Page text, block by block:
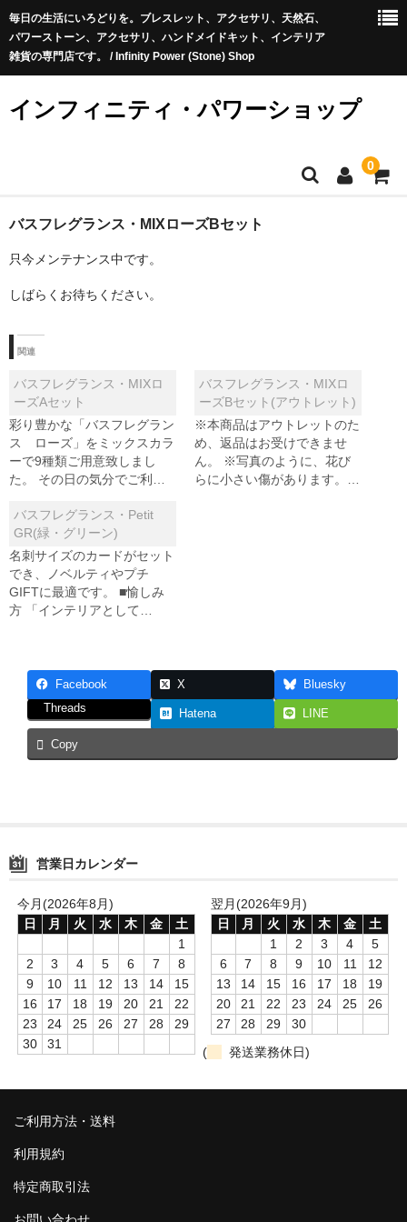
毎日の生活にいろどりを。ブレスレット、アクセサリ、天然石、
パワーストーン、アクセサリ、ハンドメイドキット、インテリア
雑貨の専門店です。 / Infinity Power (Stone) Shop
インフィニティ・パワーショップ
0
ホーム
商品
新商品
お勧め商品
未分類
アクセサリー小物
ブレスレット類
ペンダント類
キーホルダー・根付け
インセンス・お香
入浴剤
インテリア雑貨
置物
ブレス石
ブレス石粒売り
天然石・さざれ石
天然石・原石
お問い合わせ
バスフレグランス・MIXローズBセット
只今メンテナンス中です。
しばらくお待ちください。
関連
バスフレグランス・MIXロ
ーズAセット
彩り豊かな「バスフレグラン
ス ローズ」をミックスカラ
ーで9種類ご用意致しまし
た。 その日の気分でご利…
バスフレグランス・MIXロ
ーズBセット(アウトレット)
※本商品はアウトレットのた
め、返品はお受けできませ
ん。 ※写真のように、花び
らに小さい傷があります。…
バスフレグランス・Petit
GR(緑・グリーン)
名刺サイズのカードがセット
でき、ノベルティやプチ
GIFTに最適です。 ■愉しみ
方 「インテリアとして…
Facebook X
Bluesky
Threads
Hatena LINE
Copy
営業日カレンダー
今月(2026年8月)
日
月 火 水 木 金
土
1
2
3 4 5 6 7
8
9
10 11 12 13 14
15
16
17 18 19 20 21
22
23
24 25 26 27 28
29
30
31
翌月(2026年9月)
日
月 火 水 木 金
土
1
2 3 4
5
6
7 8 9 10 11
12
13
14 15 16 17 18
19
20
21 22 23 24 25
26
27
28 29
30
(
発送業務休日)
ご利用方法・送料
利用規約
特定商取引法